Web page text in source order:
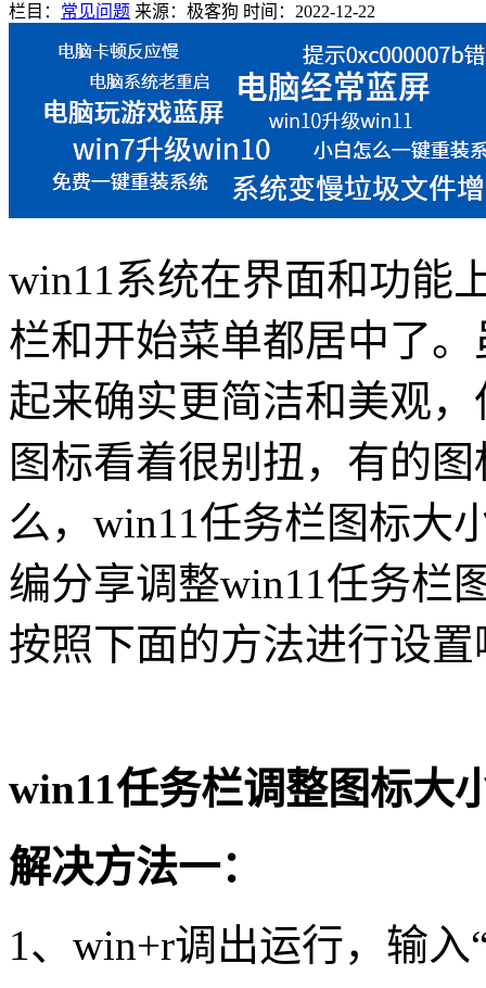
栏目： 常见问题 来源：极客狗 时间：2022-12-22
win11系统在界面和功能
栏和开始菜单都居中了
起来确实更简洁和美观
图标看着很别扭，有的
么， win11任务栏图标大
编分享调整win11任务栏
按照下面的方法进行设置
win11任务栏调整图标大
解决方法一：
1、 win+r调出运行，输入